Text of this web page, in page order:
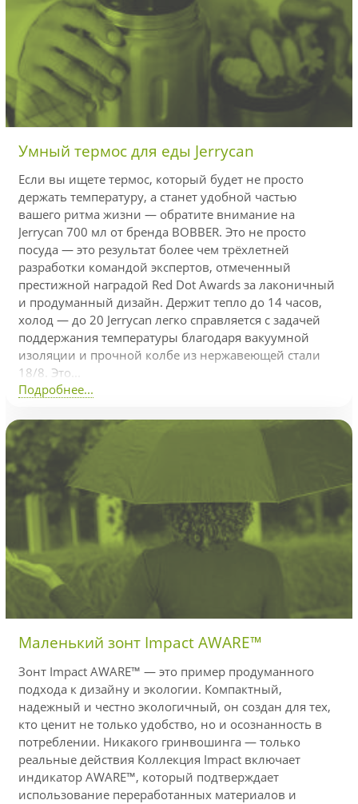
Умный термос для еды Jerrycan
Если вы ищете термос, который будет не просто
держать температуру, а станет удобной частью
вашего ритма жизни — обратите внимание на
Jerrycan 700 мл от бренда BOBBER. Это не просто
посуда — это результат более чем трёхлетней
разработки командой экспертов, отмеченный
престижной наградой Red Dot Awards за лаконичный
и продуманный дизайн. Держит тепло до 14 часов,
холод — до 20 Jerrycan легко справляется с задачей
поддержания температуры благодаря вакуумной
изоляции и прочной колбе из нержавеющей стали
18/8. Это...
Подробнее...
Маленький зонт Impact AWARE™
Зонт Impact AWARE™ — это пример продуманного
подхода к дизайну и экологии. Компактный,
надежный и честно экологичный, он создан для тех,
кто ценит не только удобство, но и осознанность в
потреблении. Никакого гринвошинга — только
реальные действия Коллекция Impact включает
индикатор AWARE™, который подтверждает
использование переработанных материалов и